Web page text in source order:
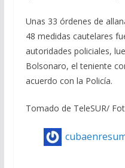
Unas 33 órdenes de
48 medidas cautelares
autoridades policiales,
Bolsonaro, el teniente
acuerdo con la Policía.
Tomado de TeleSUR/